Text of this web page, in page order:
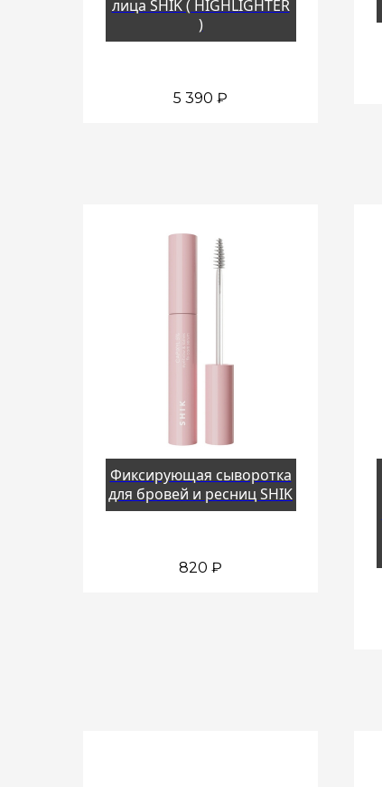
лица SHIK ( HIGHLIGHTER
)
5 390 ₽
Фиксирующая сыворотка
для бровей и ресниц SHIK
820 ₽